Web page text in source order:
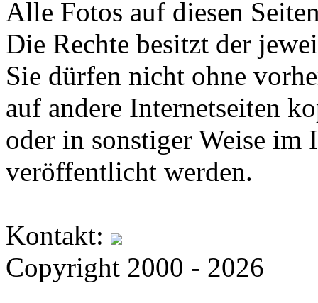
Alle Fotos auf diesen
Die Rechte besitzt der
Sie dürfen nicht ohne
auf andere Internetseiten
oder in sonstiger Weise im
veröffentlicht werden.
Kontakt:
Copyright 2000 - 2026